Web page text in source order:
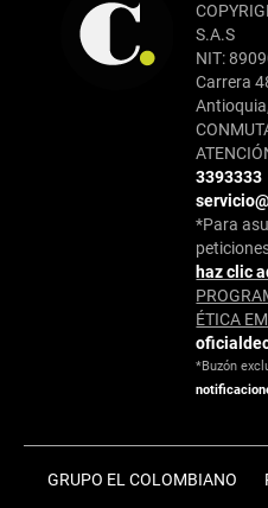
S.A.S
NIT:
Carrera
3393333
*Para
haz clic
ÉTICA
*Buzón
GRUPO EL COLOMBIANO